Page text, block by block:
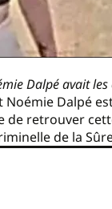
Dalpé avait
Dalpé
retrouver
de la